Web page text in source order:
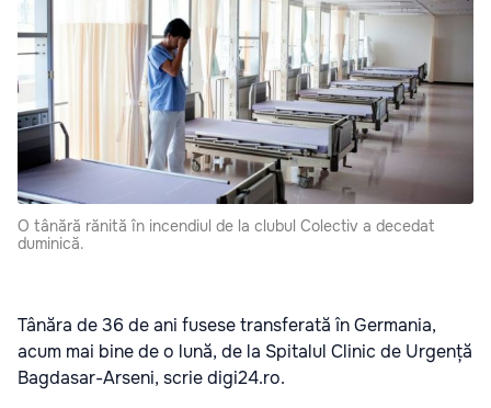
O tânără rănită în incendiul de la clubul Colectiv a decedat
duminică.
Tânăra de 36 de ani fusese transferată în Germania,
acum mai bine de o lună, de la Spitalul Clinic de Urgență
Bagdasar-Arseni, scrie digi24.ro.